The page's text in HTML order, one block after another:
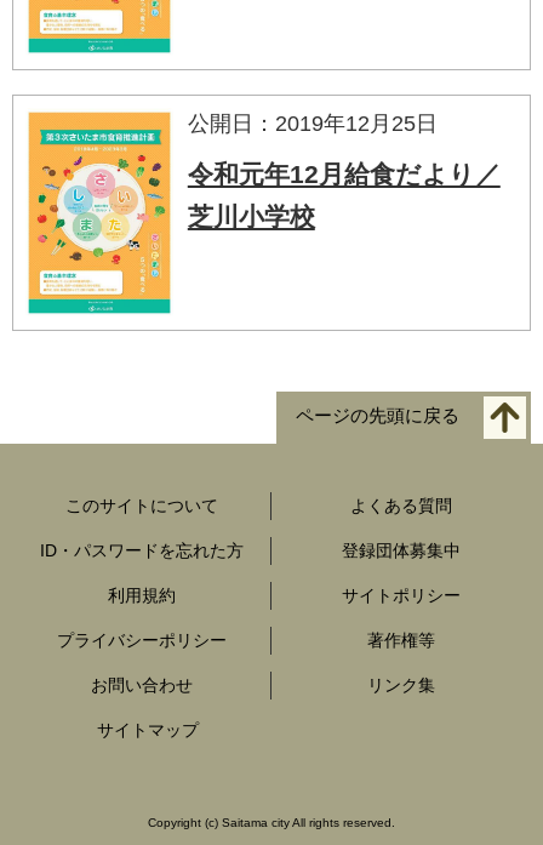
公開日：2019年12月25日
令和元年12月給食だより／
芝川小学校
ページの先頭に戻る
このサイトについて よくある質問
ID・パスワードを忘れた方 登録団体募集中
利用規約 サイトポリシー
プライバシーポリシー 著作権等
お問い合わせ リンク集
サイトマップ
Copyright (c) Saitama city All rights reserved.